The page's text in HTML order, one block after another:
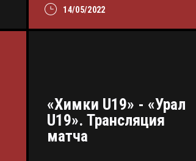
14/05/2022
«Химки U19» - «Урал
U19». Трансляция
матча